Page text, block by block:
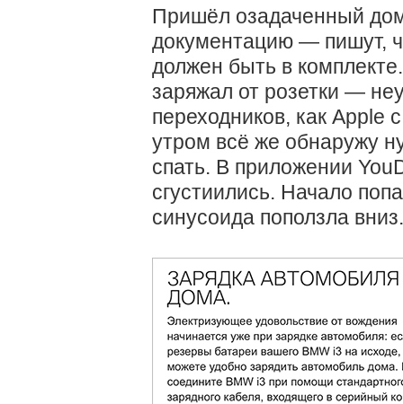
Пришёл озадаченный
документацию — пишут,
должен быть в
заряжал от розетки —
переходников, как
утром всё же обнаружу
спать. В приложении
сгустиились. Начало
синусоида поползла вниз.